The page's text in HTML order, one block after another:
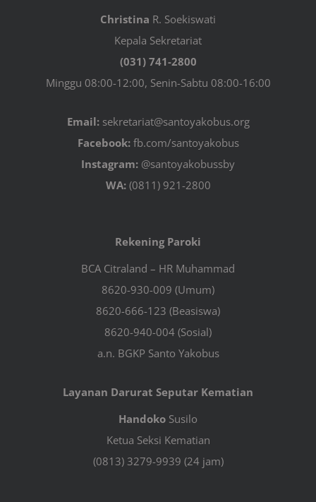
Christina R. Soekiswati
Kepala Sekretariat
(031) 741-2800
Minggu 08:00-12:00, Senin-Sabtu 08:00-16:00
Email:sekretariat@santoyakobus.org
Facebook:fb.com/santoyakobus
Instagram: @santoyakobussby
WA:(0811) 921-2800
Rekening Paroki
BCA Citraland – HR Muhammad
8620-930-009 (Umum)
8620-666-123 (Beasiswa)
8620-940-004 (Sosial)
a.n. BGKP Santo Yakobus
Layanan Darurat Seputar Kematian
Handoko Susilo
Ketua Seksi Kematian
(0813) 3279-9939 (24 jam)